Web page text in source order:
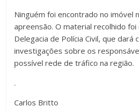
Ninguém foi encontrado no imóvel
apreensão. O material recolhido foi
Delegacia de Polícia Civil, que dará
investigações sobre os
possível rede de tráfico na região.
.
Carlos Britto